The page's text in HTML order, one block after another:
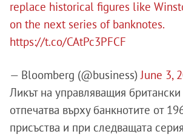
replace historical figures like
on the next series of banknotes.
https://t.co/CAtPc3PFCF
— Bloomberg (@business)June 3,
Ликът на управляващия
отпечатва върху банкнотите от
присъства и при следващата